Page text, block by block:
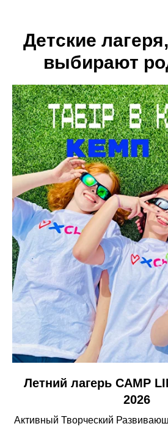
Детские
выбирают
Летний лагерь CAMP
2026
Активный Творческий